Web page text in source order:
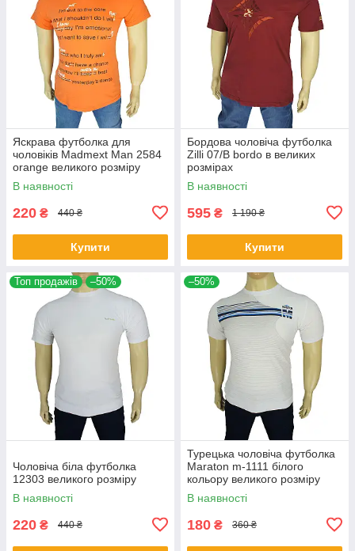
Яскрава футболка для
чоловіків Madmext Man 2584
orange великого розміру
В наявності
220 ₴ 440 ₴
Купити
Бордова чоловіча футболка
Zilli 07/В bordo в великих
розмірах
В наявності
595 ₴ 1 190 ₴
Купити
Топ продажів –50%
Чоловіча біла футболка
12303 великого розміру
В наявності
220 ₴ 440 ₴
–50%
Турецька чоловіча футболка
Maraton m-1111 білого
кольору великого розміру
В наявності
180 ₴ 360 ₴